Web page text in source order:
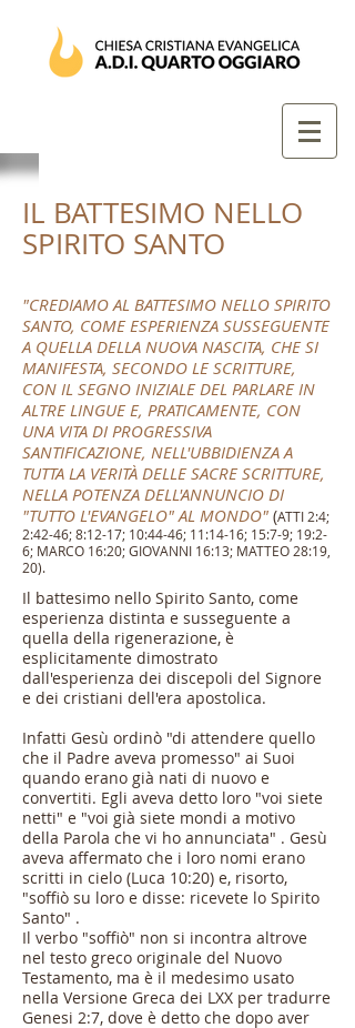
IL BATTESIMO NELLO
SPIRITO SANTO
"CREDIAMO AL BATTESIMO NELLO SPIRITO
SANTO, COME ESPERIENZA SUSSEGUENTE
A QUELLA DELLA NUOVA NASCITA, CHE SI
MANIFESTA, SECONDO LE SCRITTURE,
CON IL SEGNO INIZIALE DEL PARLARE IN
ALTRE LINGUE E, PRATICAMENTE, CON
UNA VITA DI PROGRESSIVA
SANTIFICAZIONE, NELL'UBBIDIENZA A
TUTTA LA VERITÀ DELLE SACRE SCRITTURE,
NELLA POTENZA DELL'ANNUNCIO DI
"TUTTO L'EVANGELO" AL MONDO" (ATTI 2:4;
2:42-46; 8:12-17; 10:44-46; 11:14-16; 15:7-9; 19:2-
6; MARCO 16:20; GIOVANNI 16:13; MATTEO 28:19,
20).
Il battesimo nello Spirito Santo, come
esperienza distinta e susseguente a
quella della rigenerazione, è
esplicitamente dimostrato
dall'esperienza dei discepoli del Signore
e dei cristiani dell'era apostolica.
Infatti Gesù ordinò "di attendere quello
che il Padre aveva promesso" ai Suoi
quando erano già nati di nuovo e
convertiti. Egli aveva detto loro "voi siete
netti" e "voi già siete mondi a motivo
della Parola che vi ho annunciata" . Gesù
aveva affermato che i loro nomi erano
scritti in cielo (Luca 10:20) e, risorto,
"soffiò su loro e disse: ricevete lo Spirito
Santo" .
Il verbo "soffiò" non si incontra altrove
nel testo greco originale del Nuovo
Testamento, ma è il medesimo usato
nella Versione Greca dei LXX per tradurre
Genesi 2:7, dove è detto che dopo aver